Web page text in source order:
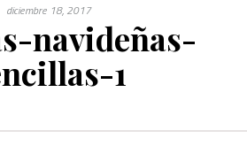
diciembre 18, 2017
navideñas-
1